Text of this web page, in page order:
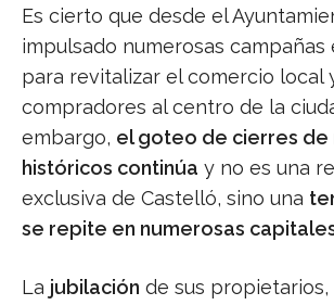
Es cierto que desde el
impulsado numerosas campañas
para revitalizar el comercio local
compradores al centro de la
embargo, el goteo de cierres de
históricos continúa y no es una
exclusiva de Castelló, sino una
se repite en numerosas
La jubilación de sus propietarios,